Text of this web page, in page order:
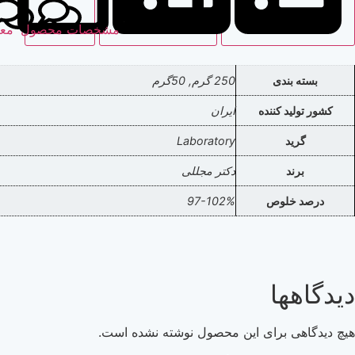
مشخصات محصول
بسته بندی 250 گرم, 50گرم
کشور تولید کننده ایران
گرید Laboratory
برند دکتر مجللی
درصد خلوص 97-102%
دیدگاهها
هیچ دیدگاهی برای این محصول نوشته نشده است.